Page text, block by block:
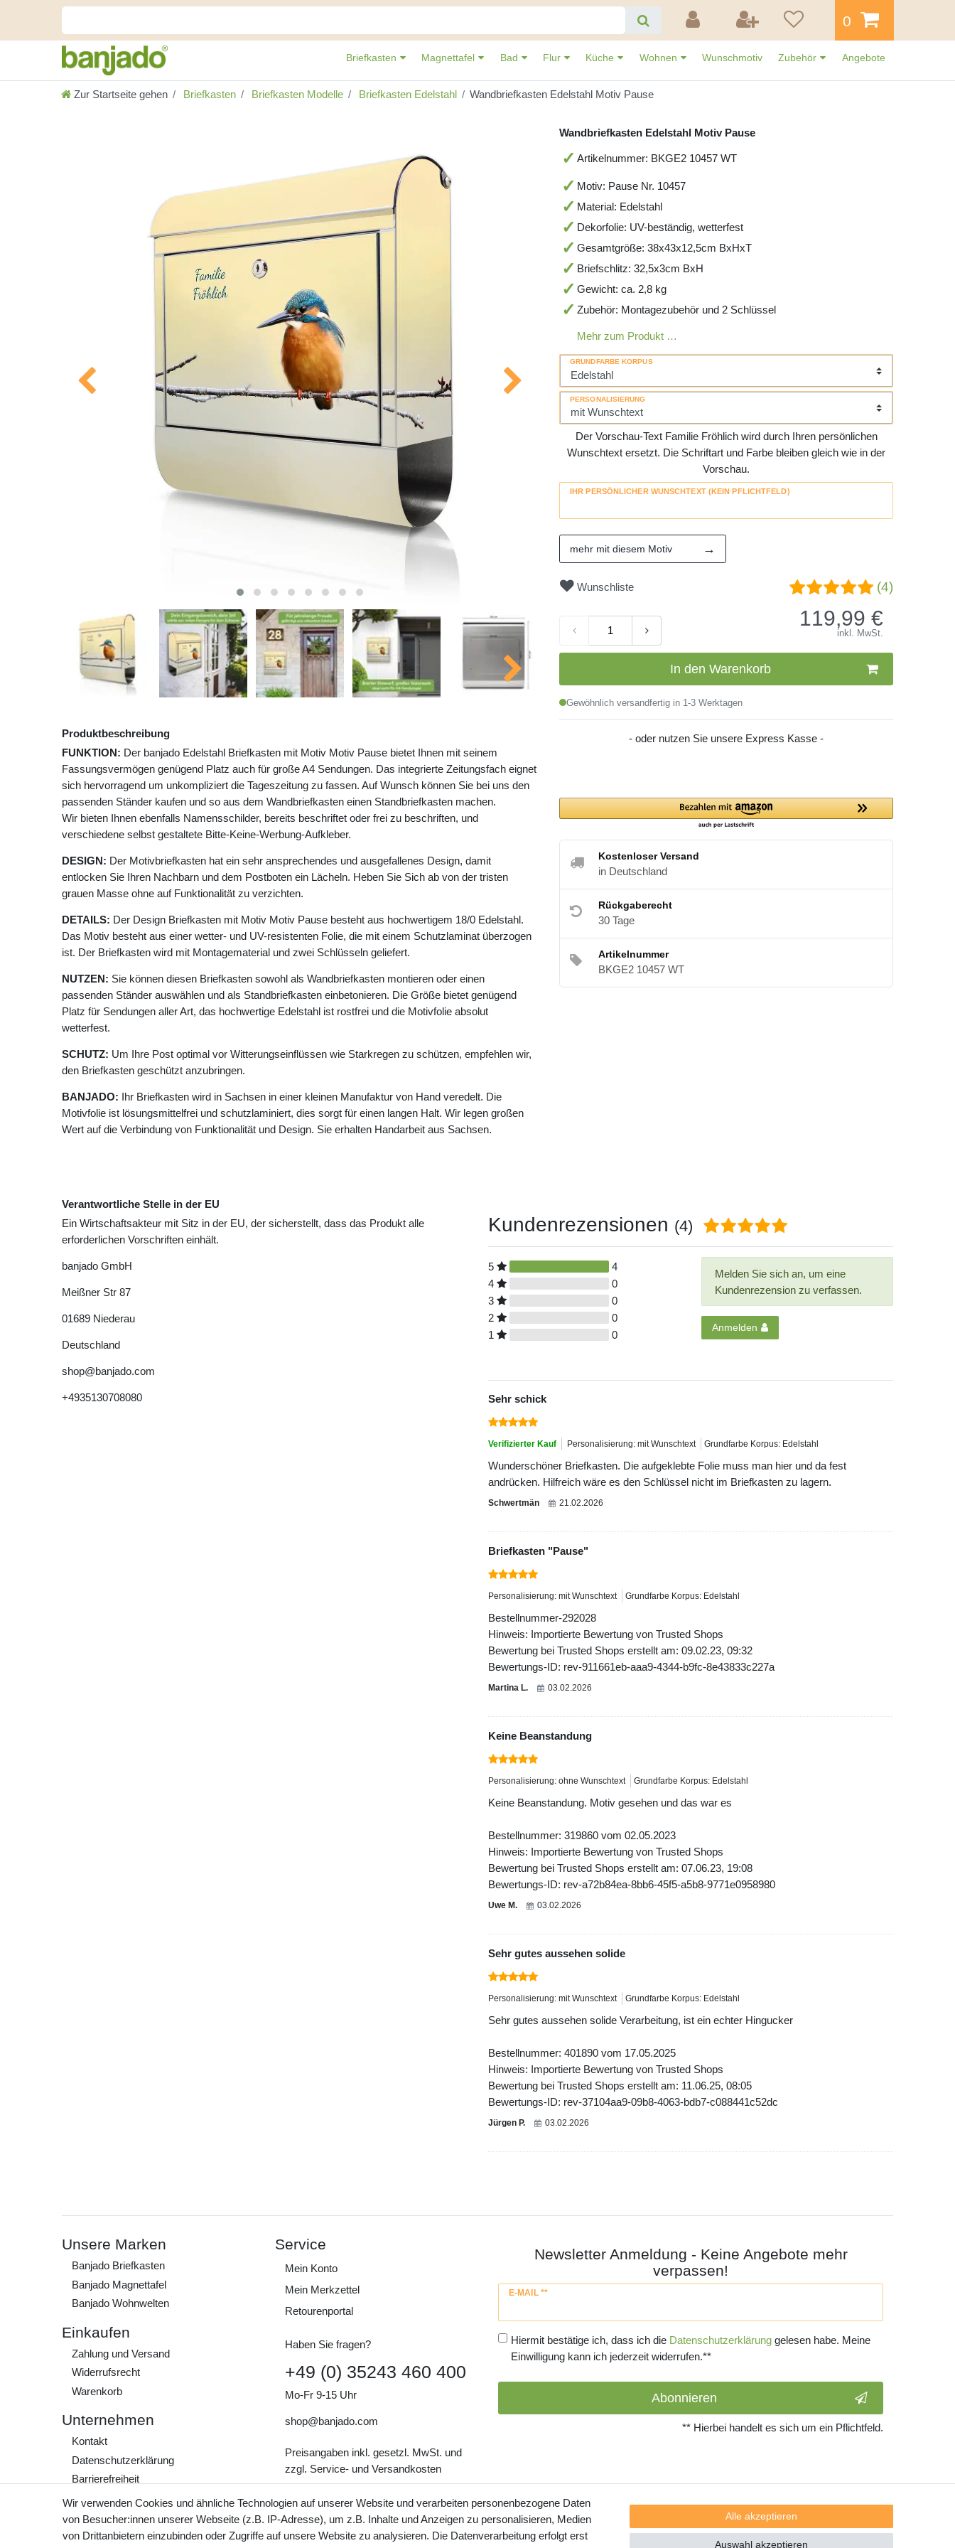
0
Briefkasten Magnettafel Bad Flur Küche Wohnen Wunschmotiv Zubehör Angebote
Zur Startseite gehen Briefkasten Briefkasten Modelle Briefkasten Edelstahl Wandbriefkasten Edelstahl Motiv Pause
Produktbeschreibung
FUNKTION: Der banjado Edelstahl Briefkasten mit Motiv Motiv Pause bietet Ihnen mit seinem
Fassungsvermögen genügend Platz auch für große A4 Sendungen. Das integrierte Zeitungsfach eignet
sich hervorragend um unkompliziert die Tageszeitung zu fassen. Auf Wunsch können Sie bei uns den
passenden Ständer kaufen und so aus dem Wandbriefkasten einen Standbriefkasten machen.
Wir bieten Ihnen ebenfalls Namensschilder, bereits beschriftet oder frei zu beschriften, und
verschiedene selbst gestaltete Bitte-Keine-Werbung-Aufkleber.
DESIGN: Der Motivbriefkasten hat ein sehr ansprechendes und ausgefallenes Design, damit
entlocken Sie Ihren Nachbarn und dem Postboten ein Lächeln. Heben Sie Sich ab von der tristen
grauen Masse ohne auf Funktionalität zu verzichten.
DETAILS: Der Design Briefkasten mit Motiv Motiv Pause besteht aus hochwertigem 18/0 Edelstahl.
Das Motiv besteht aus einer wetter- und UV-resistenten Folie, die mit einem Schutzlaminat überzogen
ist. Der Briefkasten wird mit Montagematerial und zwei Schlüsseln geliefert.
NUTZEN: Sie können diesen Briefkasten sowohl als Wandbriefkasten montieren oder einen
passenden Ständer auswählen und als Standbriefkasten einbetonieren. Die Größe bietet genügend
Platz für Sendungen aller Art, das hochwertige Edelstahl ist rostfrei und die Motivfolie absolut
wetterfest.
SCHUTZ: Um Ihre Post optimal vor Witterungseinflüssen wie Starkregen zu schützen, empfehlen wir,
den Briefkasten geschützt anzubringen.
BANJADO: Ihr Briefkasten wird in Sachsen in einer kleinen Manufaktur von Hand veredelt. Die
Motivfolie ist lösungsmittelfrei und schutzlaminiert, dies sorgt für einen langen Halt. Wir legen großen
Wert auf die Verbindung von Funktionalität und Design. Sie erhalten Handarbeit aus Sachsen.
Wandbriefkasten Edelstahl Motiv Pause
Artikelnummer: BKGE2 10457 WT
Motiv: Pause Nr. 10457
Material: Edelstahl
Dekorfolie: UV-beständig, wetterfest
Gesamtgröße: 38x43x12,5cm BxHxT
Briefschlitz: 32,5x3cm BxH
Gewicht: ca. 2,8 kg
Zubehör: Montagezubehör und 2 Schlüssel
Mehr zum Produkt …
GRUNDFARBE KORPUS
PERSONALISIERUNG
Der Vorschau-Text Familie Fröhlich wird durch Ihren persönlichen
Wunschtext ersetzt. Die Schriftart und Farbe bleiben gleich wie in der
Vorschau.
IHR PERSÖNLICHER WUNSCHTEXT (KEIN PFLICHTFELD)
mehr mit diesem Motiv →
Wunschliste (4)
119,99 €
inkl. MwSt.
In den Warenkorb
Gewöhnlich versandfertig in 1-3 Werktagen
- oder nutzen Sie unsere Express Kasse -
Kostenloser Versand
in Deutschland
Rückgaberecht
30 Tage
Artikelnummer
BKGE2 10457 WT
Verantwortliche Stelle in der EU
Ein Wirtschaftsakteur mit Sitz in der EU, der sicherstellt, dass das Produkt alle
erforderlichen Vorschriften einhält.
banjado GmbH
Meißner Str 87
01689 Niederau
Deutschland
shop@banjado.com
+4935130708080
Kundenrezensionen (4)
5
4
4
0
3
0
2
0
1
0
Melden Sie sich an, um eine
Kundenrezension zu verfassen.
Anmelden
Sehr schick
Verifizierter Kauf Personalisierung: mit Wunschtext Grundfarbe Korpus: Edelstahl
Wunderschöner Briefkasten. Die aufgeklebte Folie muss man hier und da fest
andrücken. Hilfreich wäre es den Schlüssel nicht im Briefkasten zu lagern.
Schwertmän 21.02.2026
Briefkasten "Pause"
Personalisierung: mit Wunschtext Grundfarbe Korpus: Edelstahl
Bestellnummer-292028
Hinweis: Importierte Bewertung von Trusted Shops
Bewertung bei Trusted Shops erstellt am: 09.02.23, 09:32
Bewertungs-ID: rev-911661eb-aaa9-4344-b9fc-8e43833c227a
Martina L. 03.02.2026
Keine Beanstandung
Personalisierung: ohne Wunschtext Grundfarbe Korpus: Edelstahl
Keine Beanstandung. Motiv gesehen und das war es
Bestellnummer: 319860 vom 02.05.2023
Hinweis: Importierte Bewertung von Trusted Shops
Bewertung bei Trusted Shops erstellt am: 07.06.23, 19:08
Bewertungs-ID: rev-a72b84ea-8bb6-45f5-a5b8-9771e0958980
Uwe M. 03.02.2026
Sehr gutes aussehen solide
Personalisierung: mit Wunschtext Grundfarbe Korpus: Edelstahl
Sehr gutes aussehen solide Verarbeitung, ist ein echter Hingucker
Bestellnummer: 401890 vom 17.05.2025
Hinweis: Importierte Bewertung von Trusted Shops
Bewertung bei Trusted Shops erstellt am: 11.06.25, 08:05
Bewertungs-ID: rev-37104aa9-09b8-4063-bdb7-c088441c52dc
Jürgen P. 03.02.2026
Unsere Marken
Banjado Briefkasten
Banjado Magnettafel
Banjado Wohnwelten
Einkaufen
Zahlung und Versand
Widerrufs­recht
Warenkorb
Unternehmen
Kontakt
Daten­schutz­erklärung
Barrierefreiheit
AGB
Impressum
Service
Mein Konto
Mein Merkzettel
Retourenportal
Haben Sie fragen?
+49 (0) 35243 460 400
Mo-Fr 9-15 Uhr
shop@banjado.com
Preisangaben inkl. gesetzl. MwSt. und
zzgl. Service- und Versandkosten
Newsletter Anmeldung - Keine Angebote mehr
verpassen!
E-MAIL **
Newsletter
Hiermit bestätige ich, dass ich die Daten­schutz­erklärunggelesen habe. Meine
Einwilligung kann ich jederzeit widerrufen.**
Abonnieren
** Hierbei handelt es sich um ein Pflichtfeld.
Wir verwenden Cookies und ähnliche Technologien auf unserer Website und verarbeiten personenbezogene Daten
von Besucher:innen unserer Webseite (z.B. IP-Adresse), um z.B. Inhalte und Anzeigen zu personalisieren, Medien
von Drittanbietern einzubinden oder Zugriffe auf unsere Website zu analysieren. Die Datenverarbeitung erfolgt erst
Alle akzeptieren
Auswahl akzeptieren